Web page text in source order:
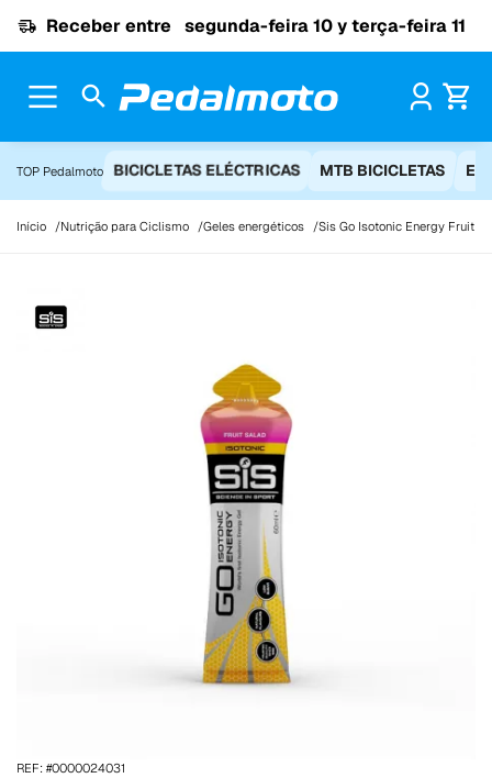
Receber entre segunda-feira 10 y terça-feira 11
TOP Pedalmoto BICICLETAS ELÉCTRICAS MTB BICICLETAS
Início Nutrição para Ciclismo Geles energéticos Sis Go Isotonic Energy Fruit
REF: #0000024031